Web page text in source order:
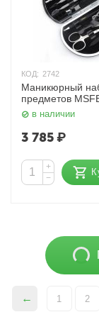
КОД: 2742
Маникюрный
предметов
S Zinger
в наличии
3 785₽
+
−
1 2